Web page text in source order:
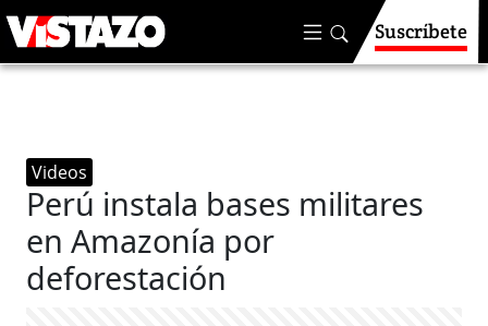
Suscríbete
Videos
Perú instala bases militares
en Amazonía por
deforestación